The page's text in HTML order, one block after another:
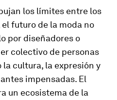
los límites entre los
futuro de la moda no
por diseñadores o
colectivo de personas
cultura, la expresión y
impensadas. El
un ecosistema de la